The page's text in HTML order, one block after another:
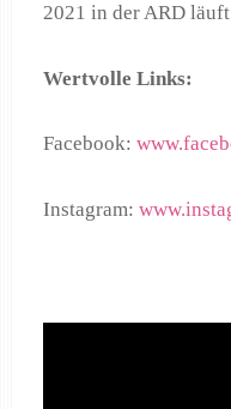
2021 in der ARD
Wertvolle Links:
Facebook:
Instagram: